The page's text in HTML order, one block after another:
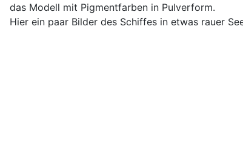
das Modell mit Pigmentfarben in Pulverform.
Hier ein paar Bilder des Schiffes in etwas rauer